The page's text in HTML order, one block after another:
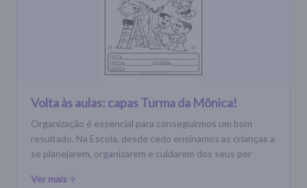
Volta às aulas: capas Turma da Mônica!
Organização é essencial para conseguirmos um bom
resultado. Na Escola, desde cedo ensinamos as crianças a
se planejarem, organizarem e cuidarem dos seus per
Ver mais